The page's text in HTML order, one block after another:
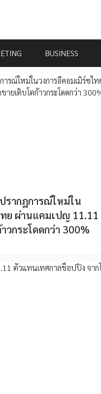
BUSINESS
รากฎการณ์ใหม่ใน
ย ผ่านแคมเปญ 11.11
วกระโดดกว่า 300%